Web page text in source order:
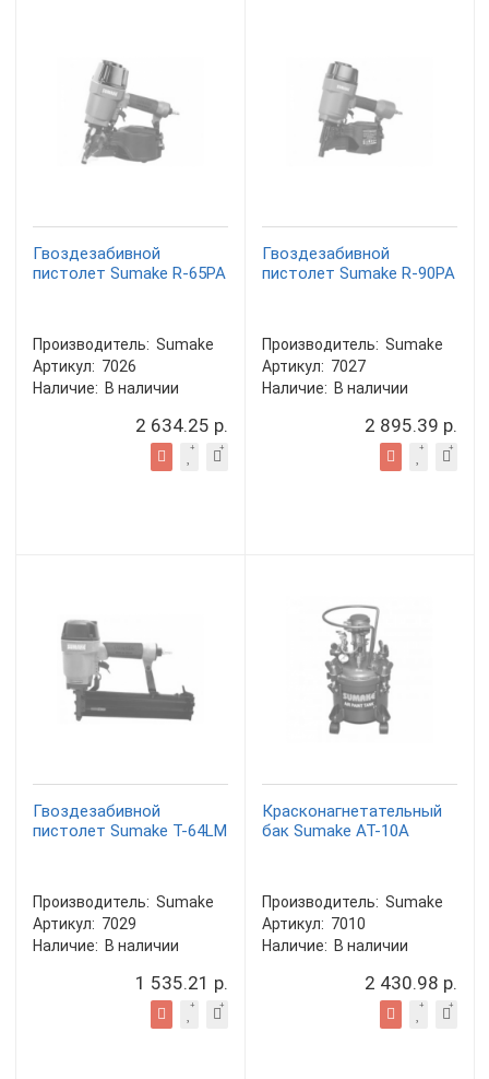
Гвоздезабивной
пистолет Sumake R-65PA
Производитель: Sumake
Артикул: 7026
Наличие: В наличии
2 634.25 р.
Гвоздезабивной
пистолет Sumake R-90PA
Производитель: Sumake
Артикул: 7027
Наличие: В наличии
2 895.39 р.
Гвоздезабивной
пистолет Sumake T-64LM
Производитель: Sumake
Артикул: 7029
Наличие: В наличии
1 535.21 р.
Красконагнетательный
бак Sumake AT-10A
Производитель: Sumake
Артикул: 7010
Наличие: В наличии
2 430.98 р.